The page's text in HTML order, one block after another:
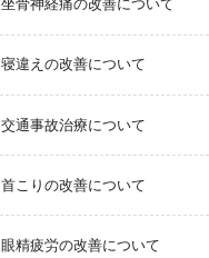
坐骨神経痛の改善について
寝違えの改善について
交通事故治療について
首こりの改善について
眼精疲労の改善について